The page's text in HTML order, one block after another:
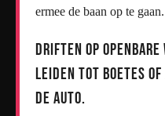
ermee de baan op te gaan.
Driften op
leiden tot boetes of
de auto.